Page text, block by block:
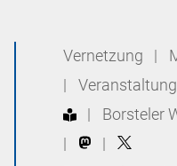
Vernetzung
|
Borsteler